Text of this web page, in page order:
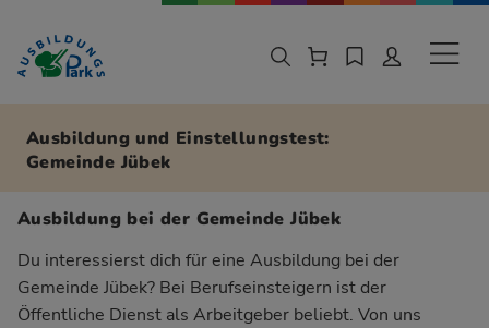
Zur Navigation springen
Zu den Hauptinhalten springen
Ausbildung und Einstellungstest:
Gemeinde Jübek
Ausbildung bei der Gemeinde Jübek
Du interessierst dich für eine Ausbildung bei der
Gemeinde Jübek? Bei Berufseinsteigern ist der
Öffentliche Dienst als Arbeitgeber beliebt. Von uns